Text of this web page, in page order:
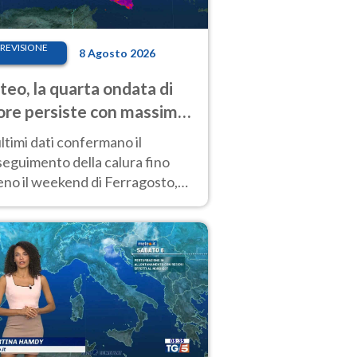
8 Agosto 2026
la quarta ondata di
persiste con massime
molto elevate
dati confermano il
della calura fino
il weekend di Ferragosto,
prossima